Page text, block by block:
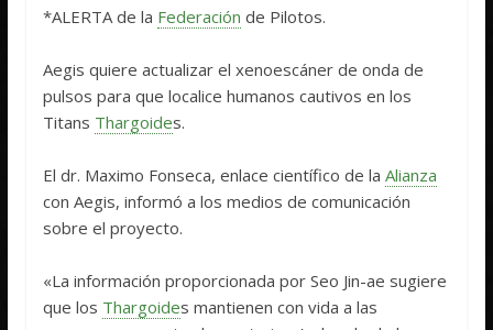
*ALERTA de la Federación de Pilotos.
Aegis quiere actualizar el xenoescáner de onda de
pulsos para que localice humanos cautivos en los
Titans Thargoides.
El dr. Maximo Fonseca, enlace científico de laAlianza
con Aegis, informó a los medios de comunicación
sobre el proyecto.
«La información proporcionada por Seo Jin-ae sugiere
que los Thargoides mantienen con vida a las